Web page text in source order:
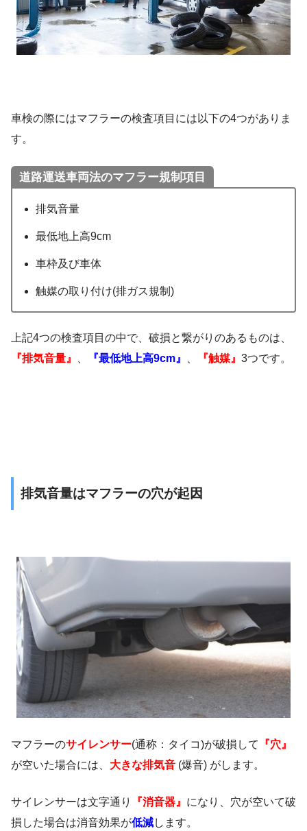
車検の際にはマフラーの検査項目には以下の4つがありま
す。
道路運送車両法のマフラー規制項目
排気音量
最低地上高9cm
車枠及び車体
触媒の取り付け(排ガス規制)
上記4つの検査項目の中で、破損と繋がりのあるものは、
『排気音量』
、 『最低地上高9cm』 、 『触媒』 3つです。
排気音量はマフラーの穴が起因
マフラーのサイレンサー(通称：タイコ)が破損して
『穴』
が空いた場合には、 大きな排気音 (爆音) がします。
サイレンサーは文字通り 『消音器』 になり、穴が空いて破
損した場合は消音効果が低減します。